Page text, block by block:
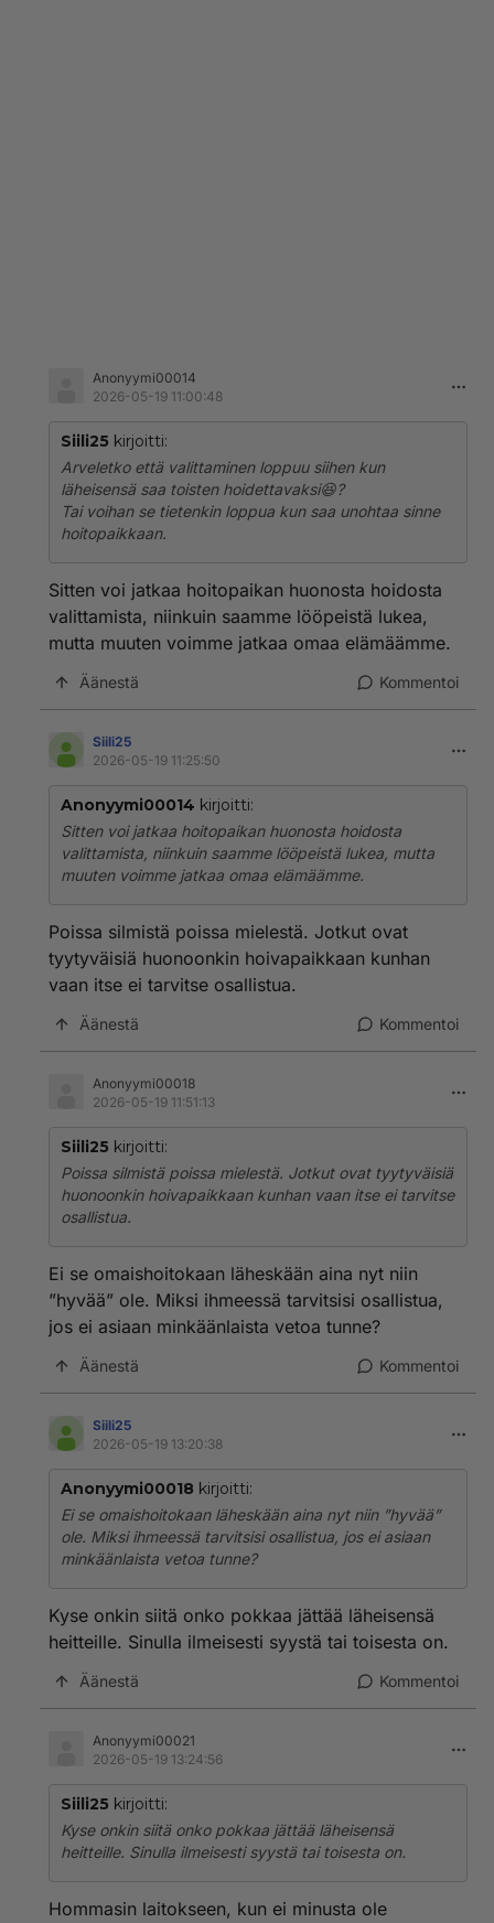
Anonyymi00014
2026-05-19 11:00:48
Siili25 kirjoitti:
Arveletko että valittaminen loppuu siihen kun
läheisensä saa toisten hoidettavaksi😆?
Tai voihan se tietenkin loppua kun saa unohtaa sinne
hoitopaikkaan.
Sitten voi jatkaa hoitopaikan huonosta hoidosta
valittamista, niinkuin saamme lööpeistä lukea,
mutta muuten voimme jatkaa omaa elämäämme.
Äänestä Kommentoi
Siili25
2026-05-19 11:25:50
Anonyymi00014 kirjoitti:
Sitten voi jatkaa hoitopaikan huonosta hoidosta
valittamista, niinkuin saamme lööpeistä lukea, mutta
muuten voimme jatkaa omaa elämäämme.
Poissa silmistä poissa mielestä. Jotkut ovat
tyytyväisiä huonoonkin hoivapaikkaan kunhan
vaan itse ei tarvitse osallistua.
Äänestä Kommentoi
Anonyymi00018
2026-05-19 11:51:13
Siili25 kirjoitti:
Poissa silmistä poissa mielestä. Jotkut ovat tyytyväisiä
huonoonkin hoivapaikkaan kunhan vaan itse ei tarvitse
osallistua.
Ei se omaishoitokaan läheskään aina nyt niin
”hyvää” ole. Miksi ihmeessä tarvitsisi osallistua,
jos ei asiaan minkäänlaista vetoa tunne?
Äänestä Kommentoi
Siili25
2026-05-19 13:20:38
Anonyymi00018 kirjoitti:
Ei se omaishoitokaan läheskään aina nyt niin ”hyvää”
ole. Miksi ihmeessä tarvitsisi osallistua, jos ei asiaan
minkäänlaista vetoa tunne?
Kyse onkin siitä onko pokkaa jättää läheisensä
heitteille. Sinulla ilmeisesti syystä tai toisesta on.
Äänestä Kommentoi
Anonyymi00021
2026-05-19 13:24:56
Siili25 kirjoitti:
Kyse onkin siitä onko pokkaa jättää läheisensä
heitteille. Sinulla ilmeisesti syystä tai toisesta on.
Hommasin laitokseen, kun ei minusta ole